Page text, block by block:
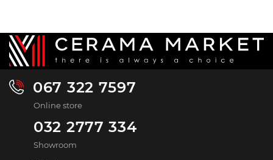
067 322 7597
Online store
032 2777 334
Showroom